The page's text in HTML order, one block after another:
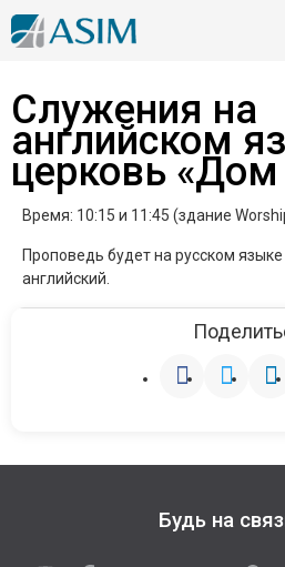
Служения на
английском
церковь
Время: 10:15 и 11:45 (здание
Проповедь будет на русском
английский.
Будь на